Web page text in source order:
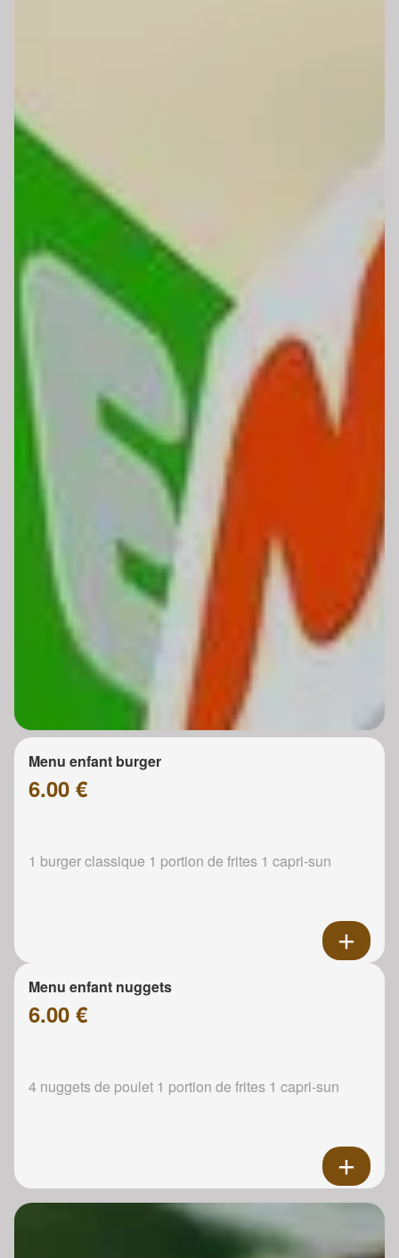
Menu enfant burger
6.00 €
1 burger classique 1 portion de frites 1 capri-sun
Menu enfant nuggets
6.00 €
4 nuggets de poulet 1 portion de frites 1 capri-sun